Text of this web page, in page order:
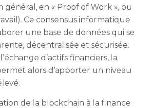
général, en « Proof of Work », ou
Ce consensus informatique
une base de données qui se
décentralisée et sécurisée.
d’actifs financiers, la
alors d’apporter un niveau
de la blockchain à la finance